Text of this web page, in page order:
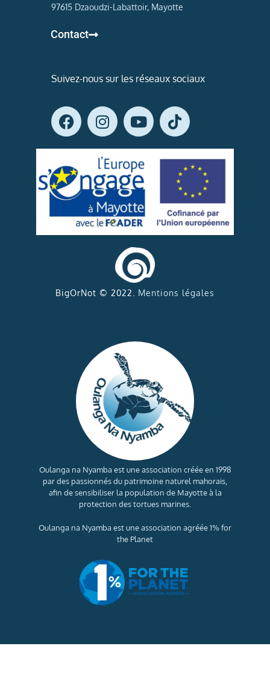
Oulanga na Nyamba est une association créée en 1998
par des passionnés du patrimoine naturel mahorais,
afin de sensibiliser la population de Mayotte à la
protection des tortues marines.
Oulanga na Nyamba est une association agréée 1% for
the Planet
Suivez-nous sur les réseaux sociaux
BigOrNot © 2022. Mentions légales
97615 Dzaoudzi-Labattoir, Mayotte
Contact